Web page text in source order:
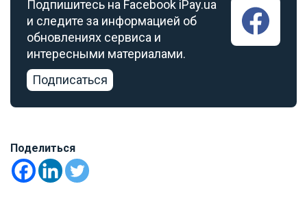
Подпишитесь на Facebook iPay.ua
и следите за информацией об
обновлениях сервиса и
интересными материалами.
Подписаться
Поделиться